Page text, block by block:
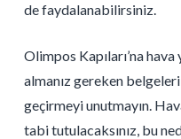
de faydalanabilirsiniz.
Olimpos Kapıları’na hava
almanız gereken belgeleri
geçirmeyi unutmayın.
tabi tutulacaksınız, bu